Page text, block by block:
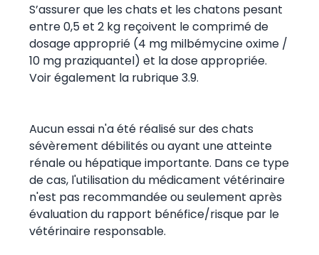
S’assurer que les chats et les chatons pesant
entre 0,5 et 2 kg reçoivent le comprimé de
dosage approprié (4 mg milbémycine oxime /
10 mg praziquantel) et la dose appropriée.
Voir également la rubrique 3.9.
Aucun essai n'a été réalisé sur des chats
sévèrement débilités ou ayant une atteinte
rénale ou hépatique importante. Dans ce type
de cas, l'utilisation du médicament vétérinaire
n'est pas recommandée ou seulement après
évaluation du rapport bénéfice/risque par le
vétérinaire responsable.